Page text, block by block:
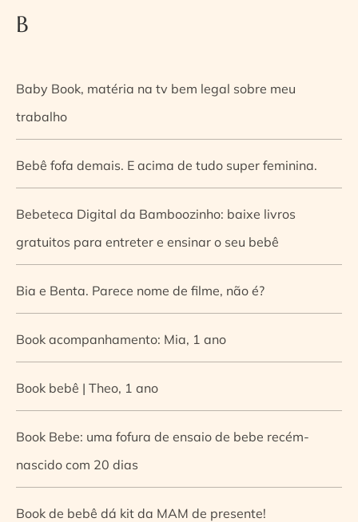
B
Baby Book, matéria na tv bem legal sobre meu
trabalho
Bebê fofa demais. E acima de tudo super feminina.
Bebeteca Digital da Bamboozinho: baixe livros
gratuitos para entreter e ensinar o seu bebê
Bia e Benta. Parece nome de filme, não é?
Book acompanhamento: Mia, 1 ano
Book bebê | Theo, 1 ano
Book Bebe: uma fofura de ensaio de bebe recém-
nascido com 20 dias
Book de bebê dá kit da MAM de presente!